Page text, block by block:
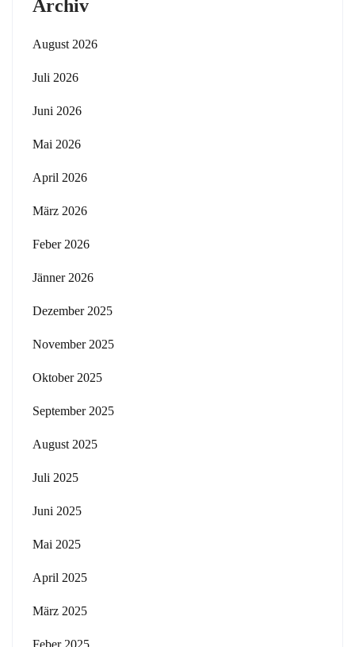
Archiv
August 2026
Juli 2026
Juni 2026
Mai 2026
April 2026
März 2026
Feber 2026
Jänner 2026
Dezember 2025
November 2025
Oktober 2025
September 2025
August 2025
Juli 2025
Juni 2025
Mai 2025
April 2025
März 2025
Feber 2025